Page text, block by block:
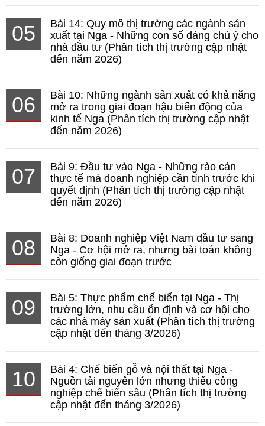
05
Bài 14: Quy mô thị trường các ngành sản
xuất tại Nga - Những con số đáng chú ý cho
nhà đầu tư (Phân tích thị trường cập nhật
đến năm 2026)
06
Bài 10: Những ngành sản xuất có khả năng
mở ra trong giai đoạn hậu biến động của
kinh tế Nga (Phân tích thị trường cập nhật
đến năm 2026)
07
Bài 9: Đầu tư vào Nga - Những rào cản
thực tế mà doanh nghiệp cần tính trước khi
quyết định (Phân tích thị trường cập nhật
đến năm 2026)
08
Bài 8: Doanh nghiệp Việt Nam đầu tư sang
Nga - Cơ hội mở ra, nhưng bài toán không
còn giống giai đoạn trước
09
Bài 5: Thực phẩm chế biến tại Nga - Thị
trường lớn, nhu cầu ổn định và cơ hội cho
các nhà máy sản xuất (Phân tích thị trường
cập nhật đến tháng 3/2026)
10
Bài 4: Chế biến gỗ và nội thất tại Nga -
Nguồn tài nguyên lớn nhưng thiếu công
nghiệp chế biến sâu (Phân tích thị trường
cập nhật đến tháng 3/2026)